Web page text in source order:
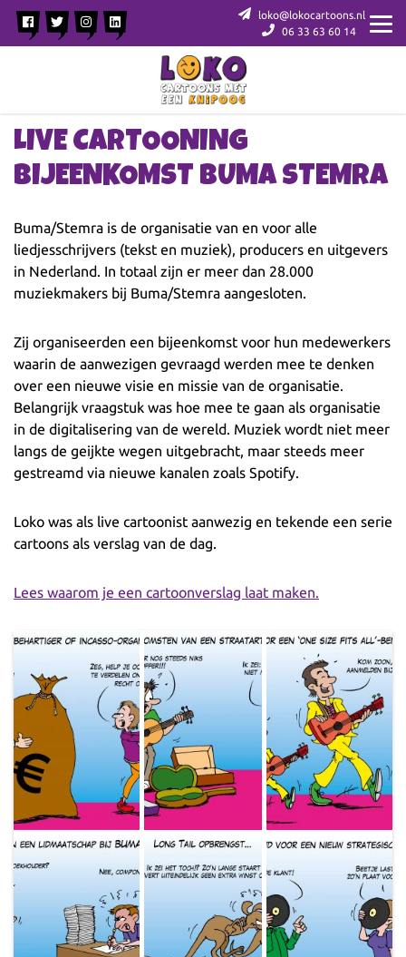
loko@lokocartoons.nl
06 33 63 60 14
LIVE CARTOONING
BIJEENKOMST BUMA STEMRA
Buma/Stemra is de organisatie van en voor alle
liedjesschrijvers (tekst en muziek), producers en uitgevers
in Nederland. In totaal zijn er meer dan 28.000
muziekmakers bij Buma/Stemra aangesloten.
Zij organiseerden een bijeenkomst voor hun medewerkers
waarin de aanwezigen gevraagd werden mee te denken
over een nieuwe visie en missie van de organisatie.
Belangrijk vraagstuk was hoe mee te gaan als organisatie
in de digitalisering van de wereld. Muziek wordt niet meer
langs de geijkte wegen uitgebracht, maar steeds meer
gestreamd via nieuwe kanalen zoals Spotify.
Loko was als live cartoonist aanwezig en tekende een serie
cartoons als verslag van de dag.
Lees waarom je een cartoonverslag laat maken.